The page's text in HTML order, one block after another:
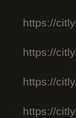
https://
https://
https://
https://